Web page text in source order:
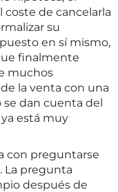
de cancelarla
su
en sí mismo,
finalmente
muchos
la venta con una
dan cuenta del
está muy
con preguntarse
La pregunta
después de